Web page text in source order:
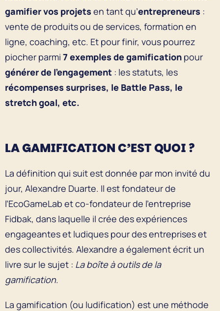
gamifier vos projets en tant qu’entrepreneurs :
vente de produits ou de services, formation en
ligne, coaching, etc. Et pour finir, vous pourrez
piocher parmi 7 exemples de gamification pour
générer de l’engagement : les statuts, les
récompenses surprises, le Battle Pass, le
stretch goal, etc.
LA GAMIFICATION C’EST QUOI ?
La définition qui suit est donnée par mon invité du
jour, Alexandre Duarte. Il est fondateur de
l’EcoGameLab et co-fondateur de l’entreprise
Fidbak, dans laquelle il crée des expériences
engageantes et ludiques pour des entreprises et
des collectivités. Alexandre a également écrit un
livre sur le sujet : La boîte à outils de la
gamification.
La gamification (ou ludification) est une méthode